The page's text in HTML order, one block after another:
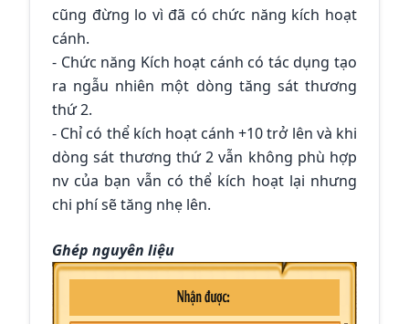
cũng đừng lo vì đã có chức năng kích hoạt
cánh.
- Chức năng Kích hoạt cánh có tác dụng tạo
ra ngẫu nhiên một dòng tăng sát thương
thứ 2.
- Chỉ có thể kích hoạt cánh +10 trở lên và khi
dòng sát thương thứ 2 vẫn không phù hợp
nv của bạn vẫn có thể kích hoạt lại nhưng
chi phí sẽ tăng nhẹ lên.
Ghép nguyên liệu